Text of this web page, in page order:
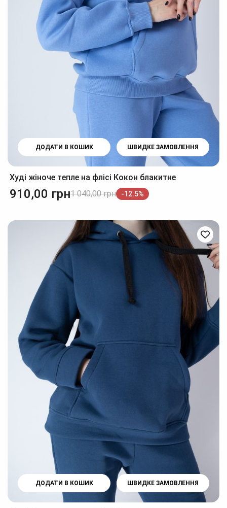
ДОДАТИ В КОШИК ШВИДКЕ ЗАМОВЛЕННЯ
Худі жіноче тепле на флісі Кокон блакитне
910,00 грн1 040,00 грн -12.5%
ДОДАТИ В КОШИК ШВИДКЕ ЗАМОВЛЕННЯ